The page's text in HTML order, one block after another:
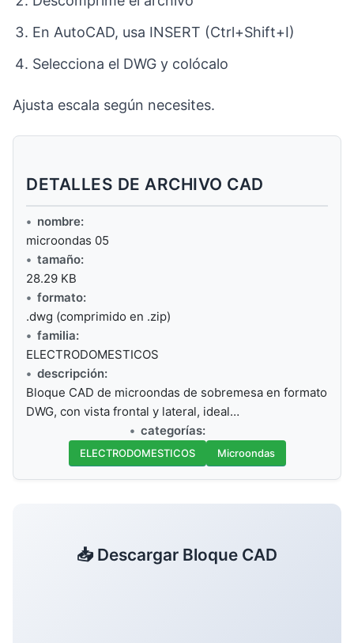
En AutoCAD, usa INSERT (Ctrl+Shift+I)
Selecciona el DWG y colócalo
Ajusta escala según necesites.
DETALLES DE ARCHIVO CAD
nombre:
microondas 05
tamaño:
28.29 KB
formato:
.dwg (comprimido en .zip)
familia:
ELECTRODOMESTICOS
descripción:
Bloque CAD de microondas de sobremesa en formato
DWG, con vista frontal y lateral, ideal…
categorías:
ELECTRODOMESTICOS Microondas
📥 Descargar Bloque CAD